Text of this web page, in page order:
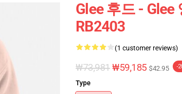
Glee 후드 -
RB2403
(1 customer reviews)
₩73,981 ₩59,185 $42.95 -
Type